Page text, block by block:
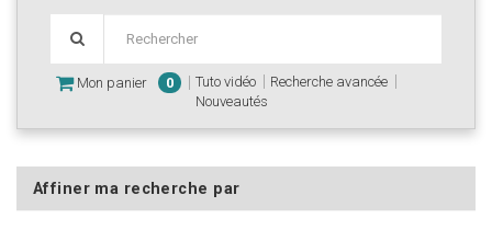
Mon panier 0 Tuto vidéo
Recherche avancée
Nouveautés
Affiner ma recherche par